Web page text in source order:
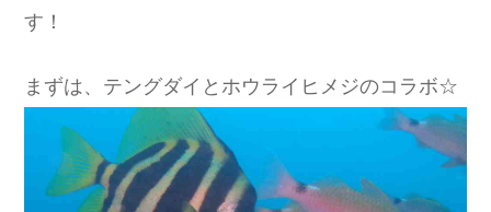
す！
まずは、テングダイとホウライヒメジのコラボ☆